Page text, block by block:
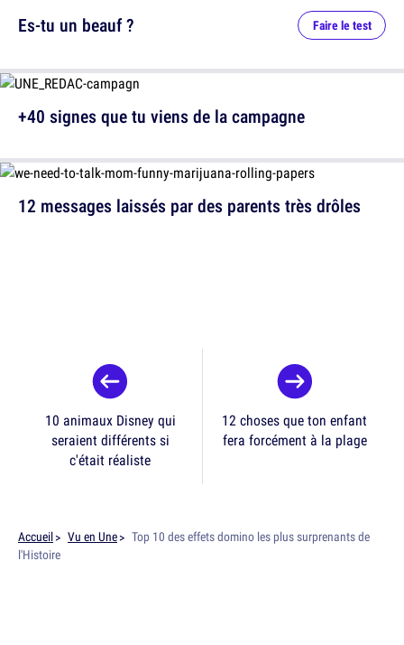
12 messages laissés par des parents très drôles
Es-tu un beauf ? Faire le test
+40 signes que tu viens de la campagne
10 animaux Disney qui
seraient différents si
c'était réaliste
12 choses que ton enfant
fera forcément à la plage
Accueil Vu en Une
Top 10 des effets domino les plus surprenants de
l'Histoire